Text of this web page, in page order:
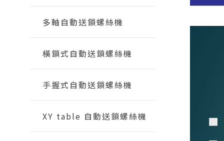
多軸自動送鎖螺絲機
橫鎖式自動送鎖螺絲機
手握式自動送鎖螺絲機
XY table 自動送鎖螺絲機